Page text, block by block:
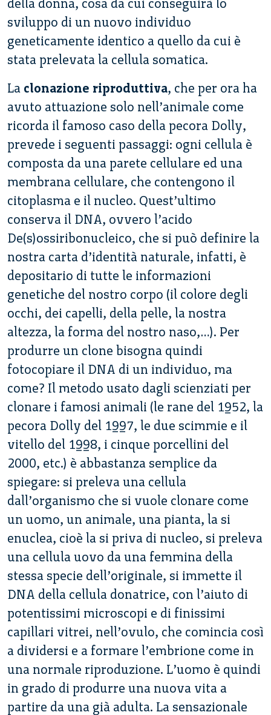
della donna, cosa da cui conseguirà lo
sviluppo di un nuovo individuo
geneticamente identico a quello da cui è
stata prelevata la cellula somatica.
La clonazione riproduttiva, che per ora ha
avuto attuazione solo nell’animale come
ricorda il famoso caso della pecora Dolly,
prevede i seguenti passaggi: ogni cellula è
composta da una parete cellulare ed una
membrana cellulare, che contengono il
citoplasma e il nucleo. Quest’ultimo
conserva il DNA, ovvero l’acido
De(s)ossiribonucleico, che si può definire la
nostra carta d’identità naturale, infatti, è
depositario di tutte le informazioni
genetiche del nostro corpo (il colore degli
occhi, dei capelli, della pelle, la nostra
altezza, la forma del nostro naso,…). Per
produrre un clone bisogna quindi
fotocopiare il DNA di un individuo, ma
come? Il metodo usato dagli scienziati per
clonare i famosi animali (le rane del 1952, la
pecora Dolly del 1997, le due scimmie e il
vitello del 1998, i cinque porcellini del
2000, etc.) è abbastanza semplice da
spiegare: si preleva una cellula
dall’organismo che si vuole clonare come
un uomo, un animale, una pianta, la si
enuclea, cioè la si priva di nucleo, si preleva
una cellula uovo da una femmina della
stessa specie dell’originale, si immette il
DNA della cellula donatrice, con l’aiuto di
potentissimi microscopi e di finissimi
capillari vitrei, nell’ovulo, che comincia così
a dividersi e a formare l’embrione come in
una normale riproduzione. L’uomo è quindi
in grado di produrre una nuova vita a
partire da una già adulta. La sensazionale